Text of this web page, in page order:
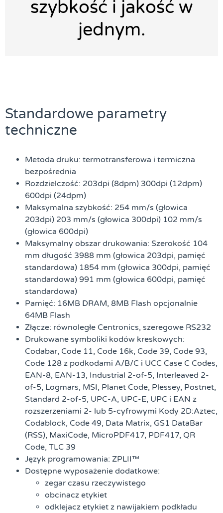
szybkość i jakość w
jednym.
Standardowe parametry
techniczne
Metoda druku: termotransferowa i termiczna
bezpośrednia
Rozdzielczość: 203dpi (8dpm) 300dpi (12dpm)
600dpi (24dpm)
Maksymalna szybkość: 254 mm/s (głowica
203dpi) 203 mm/s (głowica 300dpi) 102 mm/s
(głowica 600dpi)
Maksymalny obszar drukowania: Szerokość 104
mm długość 3988 mm (głowica 203dpi, pamięć
standardowa) 1854 mm (głowica 300dpi, pamięć
standardowa) 991 mm (głowica 600dpi, pamięć
standardowa)
Pamięć: 16MB DRAM, 8MB Flash opcjonalnie
64MB Flash
Złącze: równoległe Centronics, szeregowe RS232
Drukowane symboliki kodów kreskowych:
Codabar, Code 11, Code 16k, Code 39, Code 93,
Code 128 z podkodami A/B/C i UCC Case C Codes,
EAN-8, EAN-13, Industrial 2-of-5, Interleaved 2-
of-5, Logmars, MSI, Planet Code, Plessey, Postnet,
Standard 2-of-5, UPC-A, UPC-E, UPC i EAN z
rozszerzeniami 2- lub 5-cyfrowymi Kody 2D:Aztec,
Codablock, Code 49, Data Matrix, GS1 DataBar
(RSS), MaxiCode, MicroPDF417, PDF417, QR
Code, TLC 39
Język programowania: ZPLII™
Dostępne wyposażenie dodatkowe:
zegar czasu rzeczywistego
obcinacz etykiet
odklejacz etykiet z nawijakiem podkładu